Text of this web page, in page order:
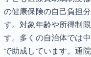
の健康保険の自己負担
す。対象年齢や所得制
す。多くの自治体では
で助成しています。通